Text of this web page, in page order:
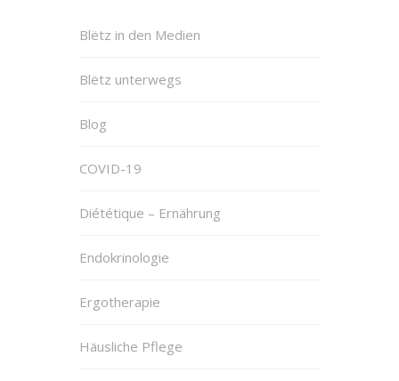
Blëtz in den Medien
Blëtz unterwegs
Blog
COVID-19
Diététique – Ernährung
Endokrinologie
Ergotherapie
Häusliche Pflege